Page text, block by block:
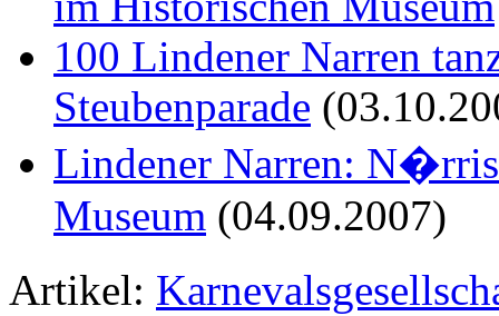
100 Lindener Narren
Steubenparade
Lindener Narren:
Museum (04.09.2007)
Artikel: